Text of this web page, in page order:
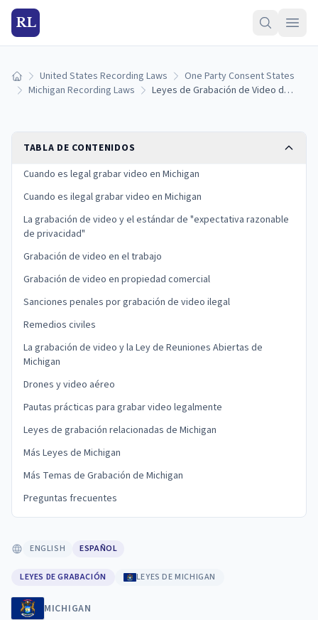
RL
Inicio United States Recording Laws
One Party Consent States
Michigan Recording Laws
Leyes de Grabación de Video de Michigan: Reglas de Vigilancia, Consentimiento y Sanciones (2026)
TABLA DE CONTENIDOS
Cuando es legal grabar video en Michigan
Cuando es ilegal grabar video en Michigan
La grabación de video y el estándar de "expectativa razonable
de privacidad"
Grabación de video en el trabajo
Grabación de video en propiedad comercial
Sanciones penales por grabación de video ilegal
Remedios civiles
La grabación de video y la Ley de Reuniones Abiertas de
Michigan
Drones y video aéreo
Pautas prácticas para grabar video legalmente
Leyes de grabación relacionadas de Michigan
Más Leyes de Michigan
Más Temas de Grabación de Michigan
Preguntas frecuentes
ENGLISH ESPAÑOL
LEYES DE GRABACIÓN LEYES DE MICHIGAN
MICHIGAN